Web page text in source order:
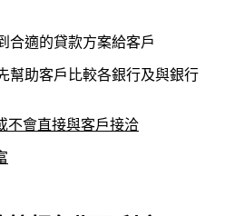
合適的貸款方案給客戶
幫助客戶比較各銀行及與銀行
不會直接與客戶接洽